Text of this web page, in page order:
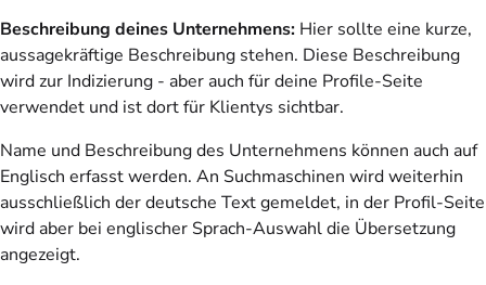
Beschreibung deines Unternehmens: Hier sollte eine kurze,
aussagekräftige Beschreibung stehen. Diese Beschreibung
wird zur Indizierung - aber auch für deine Profile-Seite
verwendet und ist dort für Klientys sichtbar.
Name und Beschreibung des Unternehmens können auch auf
Englisch erfasst werden. An Suchmaschinen wird weiterhin
ausschließlich der deutsche Text gemeldet, in der Profil-Seite
wird aber bei englischer Sprach-Auswahl die Übersetzung
angezeigt.